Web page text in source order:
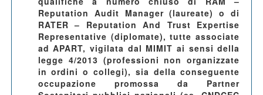
Reputation Audit Manager (laureate) o di
RATER – Reputation And Trust Expertise
Representative (diplomate), tutte associate
ad APART, vigilata dal MIMIT ai sensi della
legge 4/2013 (professioni non organizzate
in ordini o collegi), sia della conseguente
occupazione promossa da Partner